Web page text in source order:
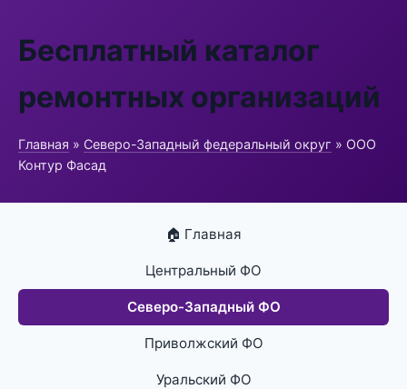
Бесплатный каталог
ремонтных организаций
Главная » Северо-Западный федеральный округ » ООО
Контур Фасад
🏠 Главная
Центральный ФО
Северо-Западный ФО
Приволжский ФО
Уральский ФО